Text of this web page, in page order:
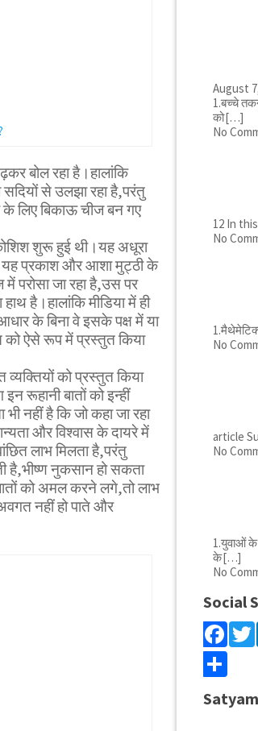
बोल रहा है।हालांकि
से उलझा रहा है,परंतु
लिए बिकाऊ चीज बन गए
शुरू हुई थी।यह अधूरा
प्रकाश और आशा मुट्ठी के
परोसा जा रहा है,उस पर
है।हालांकि मीडिया में ही
के बिना वे इसके पक्ष में या
को ऐसे रूप में प्रस्तुत किया
को प्रस्तुत किया
रूहानी बातों को इन्हीं
नहीं है कि जो कहा जा रहा
और विश्वास के दायरे में
लाभ मिलता है,परंतु
है,भीष्ण नुकसान हो सकता
को अमल करने लगे,तो लाभ
नहीं हो पाते और
August
1.बच्चे
को[…]
No
12 In
No
No
article
No
1.युवाओं के
के[…]
No
Social